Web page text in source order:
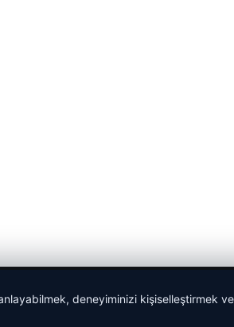
anlayabilmek, deneyiminizi kişiselleştirmek